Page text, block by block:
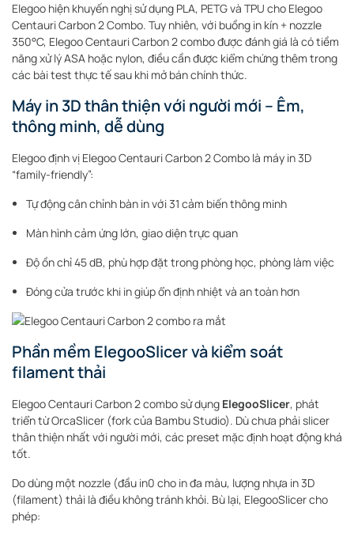
Elegoo hiện khuyến nghị sử dụng PLA, PETG và TPU cho Elegoo
Centauri Carbon 2 Combo. Tuy nhiên, với buồng in kín + nozzle
350°C, Elegoo Centauri Carbon 2 combo được đánh giá là có tiềm
năng xử lý ASA hoặc nylon, điều cần được kiểm chứng thêm trong
các bài test thực tế sau khi mở bán chính thức.
Máy in 3D thân thiện với người mới – Êm,
thông minh, dễ dùng
Elegoo định vị Elegoo Centauri Carbon 2 Combo là máy in 3D
“family-friendly”:
Tự động cân chỉnh bàn in với 31 cảm biến thông minh
Màn hình cảm ứng lớn, giao diện trực quan
Độ ồn chỉ 45 dB, phù hợp đặt trong phòng học, phòng làm việc
Đóng cửa trước khi in giúp ổn định nhiệt và an toàn hơn
Phần mềm ElegooSlicer và kiểm soát
filament thải
Elegoo Centauri Carbon 2 combo sử dụng ElegooSlicer, phát
triển từ OrcaSlicer (fork của Bambu Studio). Dù chưa phải slicer
thân thiện nhất với người mới, các preset mặc định hoạt động khá
tốt.
Do dùng một nozzle (đầu in0 cho in đa màu, lượng nhựa in 3D
(filament) thải là điều không tránh khỏi. Bù lại, ElegooSlicer cho
phép: